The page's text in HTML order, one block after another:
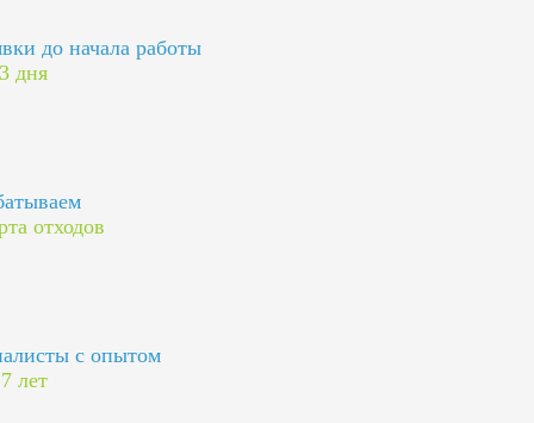
до начала работы
дня
отходов
с опытом
лет